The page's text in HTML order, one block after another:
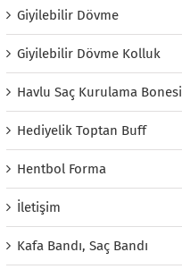
Giyilebilir Dövme
Giyilebilir Dövme Kolluk
Havlu Saç Kurulama Bonesi
Hediyelik Toptan Buff
Hentbol Forma
İletişim
Kafa Bandı, Saç Bandı